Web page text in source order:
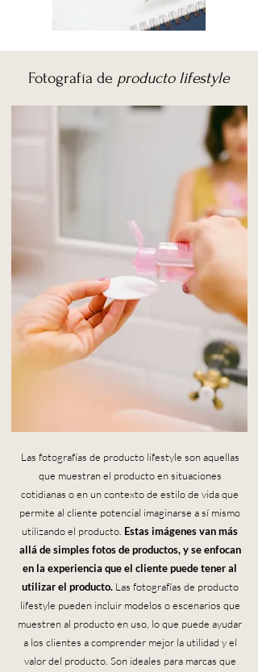
Fotografía de producto lifestyle
Las fotografías de producto lifestyle son aquellas
que muestran el producto en situaciones
cotidianas o en un contexto de estilo de vida que
permite al cliente potencial imaginarse a sí mismo
utilizando el producto. Estas imágenes van más
allá de simples fotos de productos, y se enfocan
en la experiencia que el cliente puede tener al
utilizar el producto. Las fotografías de producto
lifestyle pueden incluir modelos o escenarios que
muestren al producto en uso, lo que puede ayudar
a los clientes a comprender mejor la utilidad y el
valor del producto. Son ideales para marcas que